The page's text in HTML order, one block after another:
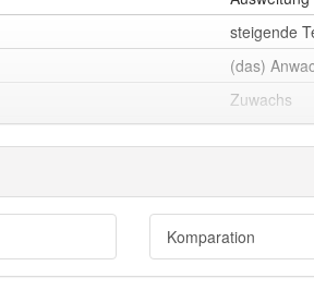
steigende
(das)
Zuwachs
Zuwachs
Wachstum
Komparation